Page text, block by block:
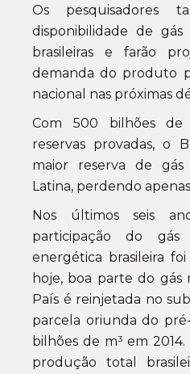
Os pesquisadores
disponibilidade de
brasileiras e farão
demanda do produto
nacional nas próximas
Com 500 bilhões
reservas provadas, o
maior reserva de
Latina, perdendo
Nos últimos seis
participação do
energética brasileira
hoje, boa parte do
País é reinjetada no
parcela oriunda do
bilhões de m³ em 2014.
produção total